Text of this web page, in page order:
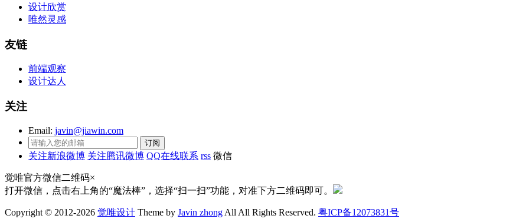
设计欣赏
唯然灵感
友链
前端观察
设计达人
关注
Email: javin@jiawin.com
关注新浪微博 关注腾讯微博 QQ在线联系 rss 微信
觉唯官方微信二维码×
打开微信，点击右上角的“魔法棒”，选择“扫一扫”功能，对准下方二维码即可。
Copyright © 2012-2026 觉唯设计 Theme by Javin zhong All All Rights Reserved. 粤ICP备12073831号